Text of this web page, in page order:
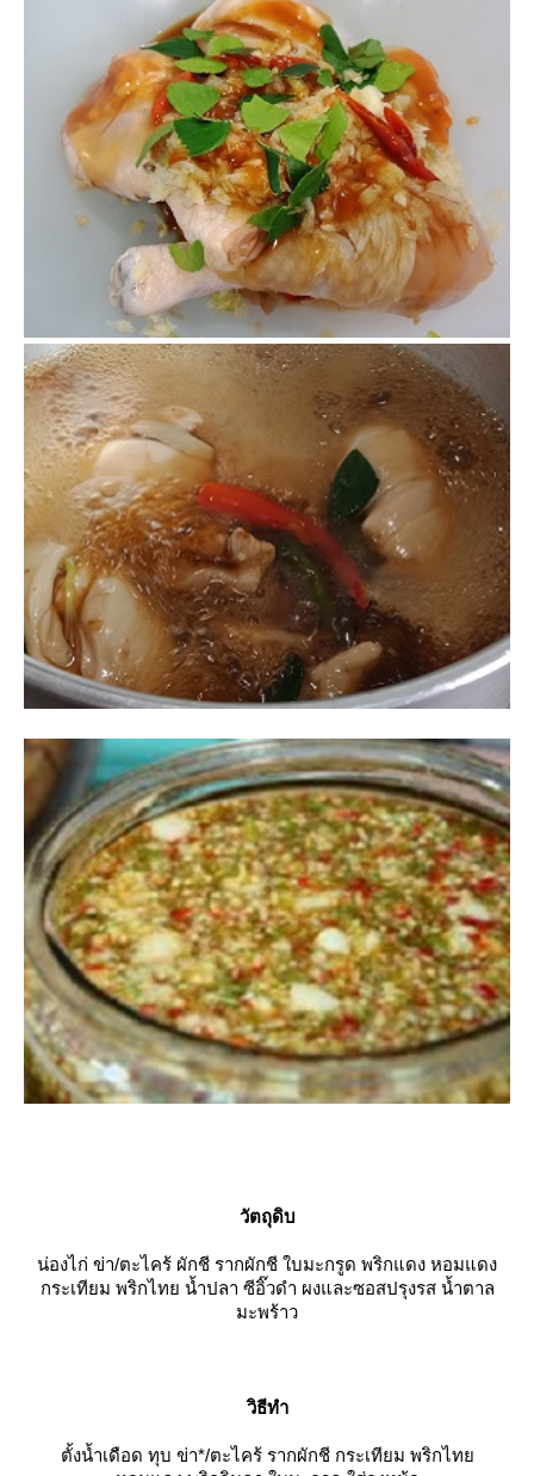
วัตถุดิบ
น่องไก่ ข่า/ตะไคร้ ผักชี รากผักชี ใบมะกรูด พริกแดง หอมแดง
กระเทียม พริกไทย น้ำปลา ซีอิ๊วดำ ผงและซอสปรุงรส น้ำตาล
มะพร้าว
วิธีทำ
ตั้งน้ำเดือด ทุบ ข่า*/ตะไคร้ รากผักชี กระเทียม พริกไท